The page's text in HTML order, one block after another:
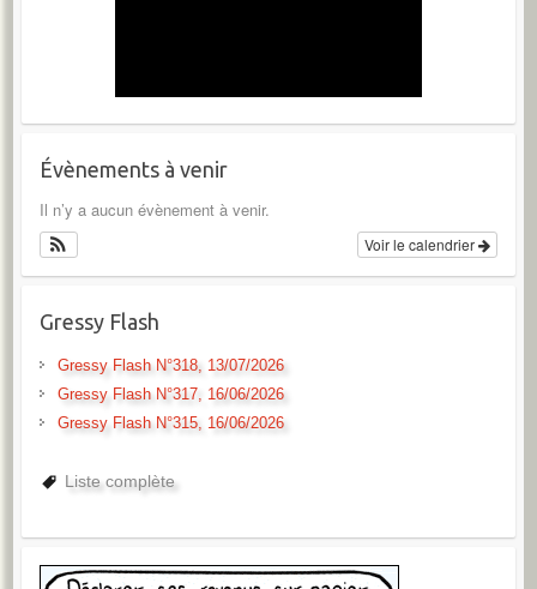
Évènements à venir
Il n’y a aucun évènement à venir.
Voir le calendrier
Gressy Flash
Gressy Flash N°318, 13/07/2026
Gressy Flash N°317, 16/06/2026
Gressy Flash N°315, 16/06/2026
Liste complète